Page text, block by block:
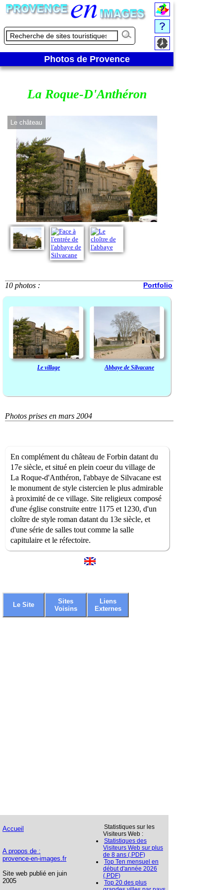
Photos de Provence
La Roque-D'Anthéron
Le château
10 photos : Portfolio
Le village Abbaye de Silvacane
Photos prises en mars 2004
En complément du château de Forbin datant du
17e siècle, et situé en plein coeur du village de
La Roque-d'Anthéron, l'abbaye de Silvacane est
le monument de style cistercien le plus admirable
à proximité de ce village. Site religieux composé
d'une église construite entre 1175 et 1230, d'un
cloître de style roman datant du 13e siècle, et
d'une série de salles tout comme la salle
capitulaire et le réfectoire.
Le Site
Sites
Voisins
Liens
Externes
Accueil
A propos de :
provence-en-images.fr
Site web publié en juin
2005
Statistiques sur les
Visiteurs Web :
Statistiques des
Visiteurs Web sur plus
de 8 ans (.PDF)
Top Ten mensuel en
début d'année 2026
(.PDF)
Top 20 des plus